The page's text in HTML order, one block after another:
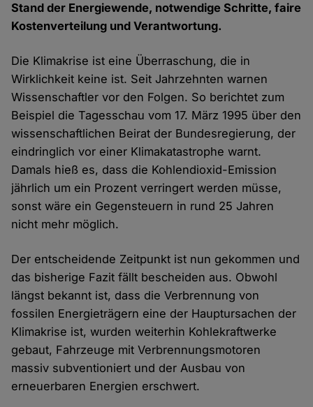
Stand der Energiewende, notwendige Schritte, faire
Kostenverteilung und Verantwortung.
Die Klimakrise ist eine Überraschung, die in
Wirklichkeit keine ist. Seit Jahrzehnten warnen
Wissenschaftler vor den Folgen. So berichtet zum
Beispiel die Tagesschau vom 17. März 1995 über den
wissenschaftlichen Beirat der Bundesregierung, der
eindringlich vor einer Klimakatastrophe warnt.
Damals hieß es, dass die Kohlendioxid-Emission
jährlich um ein Prozent verringert werden müsse,
sonst wäre ein Gegensteuern in rund 25 Jahren
nicht mehr möglich.
Der entscheidende Zeitpunkt ist nun gekommen und
das bisherige Fazit fällt bescheiden aus. Obwohl
längst bekannt ist, dass die Verbrennung von
fossilen Energieträgern eine der Hauptursachen der
Klimakrise ist, wurden weiterhin Kohlekraftwerke
gebaut, Fahrzeuge mit Verbrennungsmotoren
massiv subventioniert und der Ausbau von
erneuerbaren Energien erschwert.